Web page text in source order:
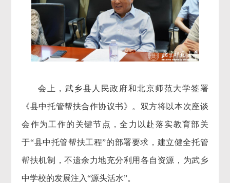
会上，武乡县人民政府和北京师范大学签署
《县中托管帮扶合作协议书》。双方将以本次座谈
会作为工作的关键节点，全力以赴落实教育部关
于“县中托管帮扶工程”的部署要求，建立健全托管
帮扶机制，不遗余力地充分利用各自资源，为武乡
中学校的发展注入“源头活水”。